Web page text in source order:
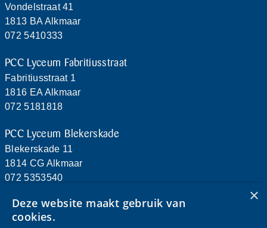
Vondelstraat 41
1813 BA Alkmaar
072 5410333
PCC Lyceum Blekerskade
Blekerskade 11
1814 CG Alkmaar
072 5353540
PCC Lyceum Fabritiusstraat
Fabritiusstraat 1
1816 EA Alkmaar
072 5181818
PCC Heiloo
De Dors 2
×
Deze website maakt gebruik van
cookies.